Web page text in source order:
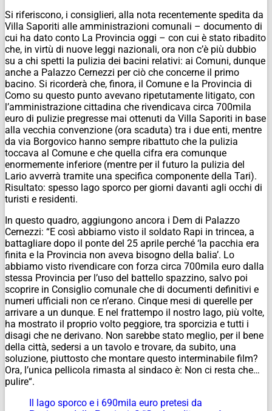
Si riferiscono, i consiglieri, alla nota recentemente spedita da
Villa Saporiti alle amministrazioni comunali – documento di
cui ha dato conto La Provincia oggi – con cui è stato ribadito
che, in virtù di nuove leggi nazionali, ora non c’è più dubbio
su a chi spetti la pulizia dei bacini relativi: ai Comuni, dunque
anche a Palazzo Cernezzi per ciò che concerne il primo
bacino. Si ricorderà che, finora, il Comune e la Provincia di
Como su questo punto avevano ripetutamente litigato, con
l’amministrazione cittadina che rivendicava circa 700mila
euro di pulizie pregresse mai ottenuti da Villa Saporiti in base
alla vecchia convenzione (ora scaduta) tra i due enti, mentre
da via Borgovico hanno sempre ribattuto che la pulizia
toccava al Comune e che quella cifra era comunque
enormemente inferiore (mentre per il futuro la pulizia del
Lario avverrà tramite una specifica componente della Tari).
Risultato: spesso lago sporco per giorni davanti agli occhi di
turisti e residenti.
In questo quadro, aggiungono ancora i Dem di Palazzo
Cernezzi: “E così abbiamo visto il soldato Rapi in trincea, a
battagliare dopo il ponte del 25 aprile perché ‘la pacchia era
finita e la Provincia non aveva bisogno della balia’. Lo
abbiamo visto rivendicare con forza circa 700mila euro dalla
stessa Provincia per l’uso del battello spazzino, salvo poi
scoprire in Consiglio comunale che di documenti definitivi e
numeri ufficiali non ce n’erano. Cinque mesi di querelle per
arrivare a un dunque. E nel frattempo il nostro lago, più volte,
ha mostrato il proprio volto peggiore, tra sporcizia e tutti i
disagi che ne derivano. Non sarebbe stato meglio, per il bene
della città, sedersi a un tavolo e trovare, da subito, una
soluzione, piuttosto che montare questo interminabile film?
Ora, l’unica pellicola rimasta al sindaco è: Non ci resta che…
pulire“.
Il lago sporco e i 690mila euro pretesi da